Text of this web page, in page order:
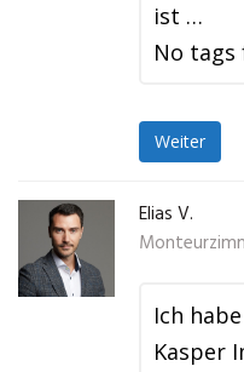
ist …
No
Weiter
Elias V.
Ich
Kasper